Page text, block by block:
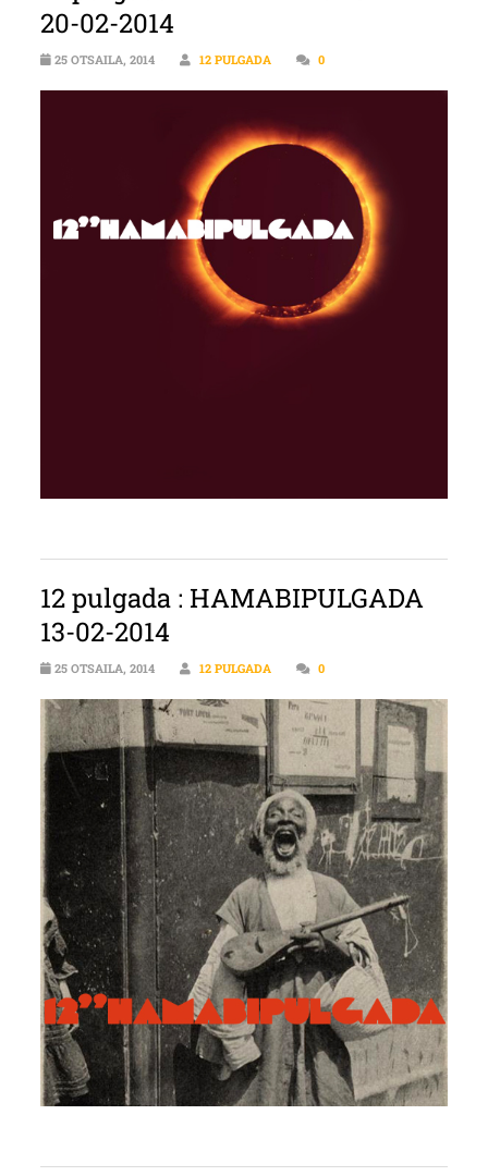
20-02-2014
25 OTSAILA, 2014 12 PULGADA 0
12 pulgada : HAMABIPULGADA
13-02-2014
25 OTSAILA, 2014 12 PULGADA 0